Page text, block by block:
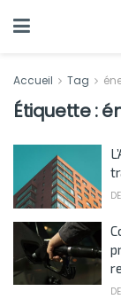
Accueil Tag
Étiquette :
DE
DE